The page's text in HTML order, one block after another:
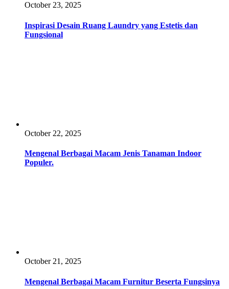
October 23, 2025
Inspirasi Desain Ruang Laundry yang Estetis dan
Fungsional
October 22, 2025
Mengenal Berbagai Macam Jenis Tanaman Indoor
Populer.
October 21, 2025
Mengenal Berbagai Macam Furnitur Beserta Fungsinya